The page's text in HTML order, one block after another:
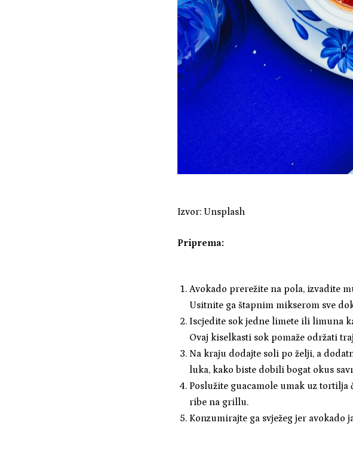
Izvor: Unsplash
Priprema:
Avokado prerežite na pola, izvadite
Usitnite ga štapnim mikserom sve
Iscjedite sok jedne limete ili limuna
Ovaj kiselkasti sok pomaže održati
Na kraju dodajte soli po želji, a
luka, kako biste dobili bogat okus
Poslužite guacamole umak uz tortilja
ribe na grillu.
Konzumirajte ga svježeg jer